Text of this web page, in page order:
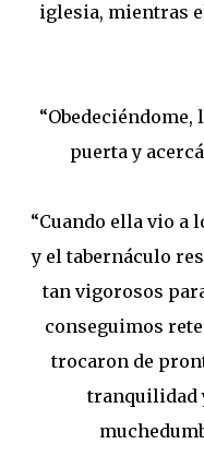
iglesia, mientras
puerta y
“Cuando ella vio a
y el tabernáculo
tan vigorosos
conseguimos
trocaron de
tranquilidad